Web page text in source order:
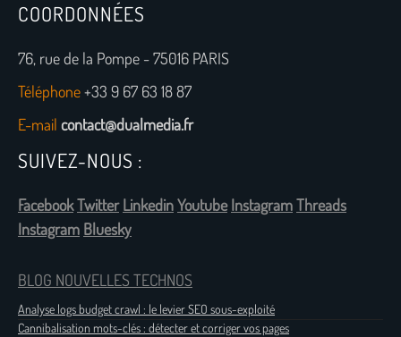
COORDONNÉES
76, rue de la Pompe - 75016 PARIS
Téléphone+33 9 67 63 18 87
E-mail contact@dualmedia.fr
SUIVEZ-NOUS :
FacebookTwitter LinkedinYoutube InstagramThreads
Instagram Bluesky
BLOG NOUVELLES TECHNOS
Analyse logs budget crawl : le levier SEO sous-exploité
Cannibalisation mots-clés : détecter et corriger vos pages